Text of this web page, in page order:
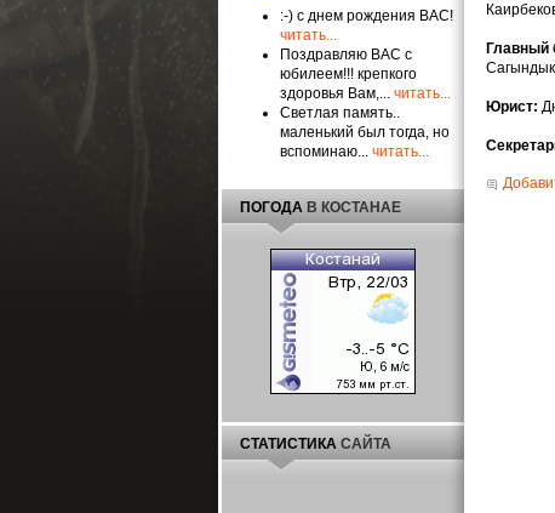
Главный
Юрист:
:-) с днем рождения ВАС!
читать...
Поздравляю ВАС с
юбилеем!!! крепкого
здоровья Вам,... читать...
Светлая память..
маленький был тогда, но
вспоминаю... читать...
ПОГОДАВ КОСТАНАЕ
СТАТИСТИКАСАЙТА